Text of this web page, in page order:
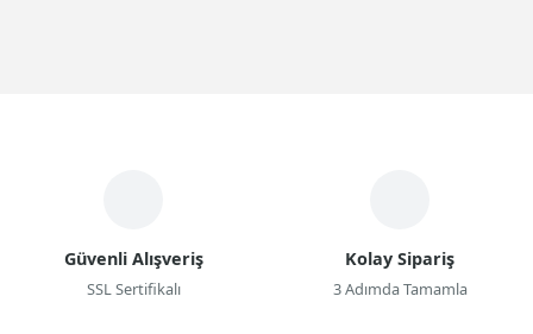
Güvenli Alışveriş
SSL Sertifikalı
Kolay Sipariş
3 Adımda Tamamla